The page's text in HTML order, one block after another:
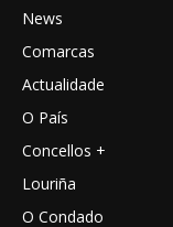
News
Comarcas
Actualidade
O País
Concellos +
Louriña
O Condado